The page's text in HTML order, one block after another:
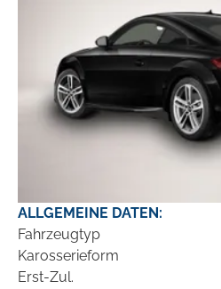
ALLGEMEINE DATEN:
Fahrzeugtyp
Karosserieform
Erst-Zul.